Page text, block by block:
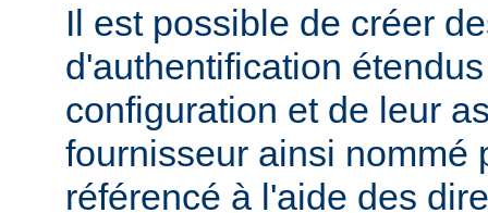
Il est possible de créer
d'authentification
configuration et de leur
fournisseur ainsi nommé
référencé à l'aide des